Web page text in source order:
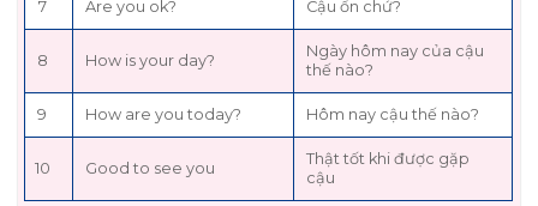
7 Are you ok? Cậu ổn chứ?
8 How is your day?
Ngày hôm nay của cậu
thế nào?
9 How are you today? Hôm nay cậu thế nào?
10 Good to see you
Thật tốt khi được gặp
cậu